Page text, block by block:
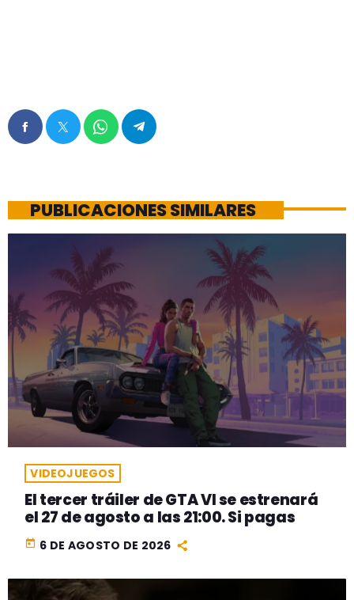
PUBLICACIONES SIMILARES
VIDEOJUEGOS
El tercer tráiler de GTA VI se estrenará
el 27 de agosto a las 21:00. Si pagas
today 6 DE AGOSTO DE 2026